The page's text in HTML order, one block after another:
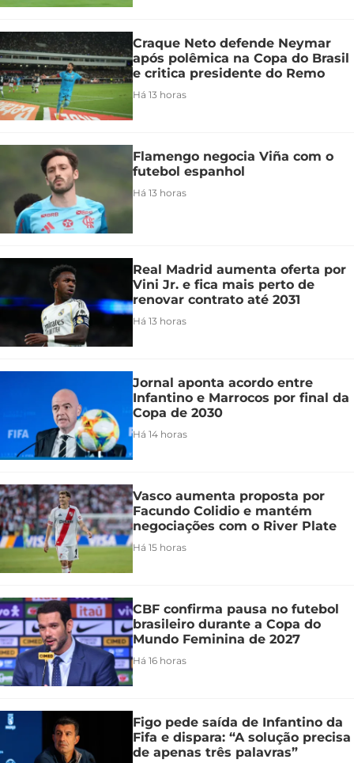
Craque Neto defende Neymar
após polêmica na Copa do Brasil
e critica presidente do Remo
Há 13 horas
Flamengo negocia Viña com o
futebol espanhol
Há 13 horas
Real Madrid aumenta oferta por
Vini Jr. e fica mais perto de
renovar contrato até 2031
Há 13 horas
Jornal aponta acordo entre
Infantino e Marrocos por final da
Copa de 2030
Há 14 horas
Vasco aumenta proposta por
Facundo Colidio e mantém
negociações com o River Plate
Há 15 horas
CBF confirma pausa no futebol
brasileiro durante a Copa do
Mundo Feminina de 2027
Há 16 horas
Figo pede saída de Infantino da
Fifa e dispara: “A solução precisa
de apenas três palavras”